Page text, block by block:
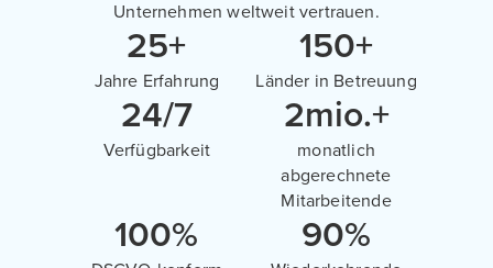
Unternehmen weltweit vertrauen.
25+
Jahre Erfahrung
150+
Länder in Betreuung
24/7
Verfügbarkeit
2mio.+
monatlich
abgerechnete
Mitarbeitende
100% 90%